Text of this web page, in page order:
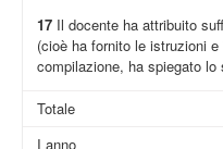
17Il docente ha attribuito
(cioè ha fornito le istruzioni
compilazione, ha spiegato
Totale
I anno